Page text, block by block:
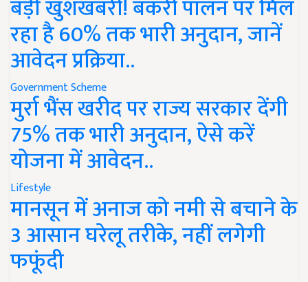
बड़ी खुशखबरी! बकरी पालन पर मिल
रहा है 60% तक भारी अनुदान, जानें
आवेदन प्रक्रिया..
Government Scheme
मुर्रा भैंस खरीद पर राज्य सरकार देंगी
75% तक भारी अनुदान, ऐसे करें
योजना में आवेदन..
Lifestyle
मानसून में अनाज को नमी से बचाने के
3 आसान घरेलू तरीके, नहीं लगेगी
फफूंदी